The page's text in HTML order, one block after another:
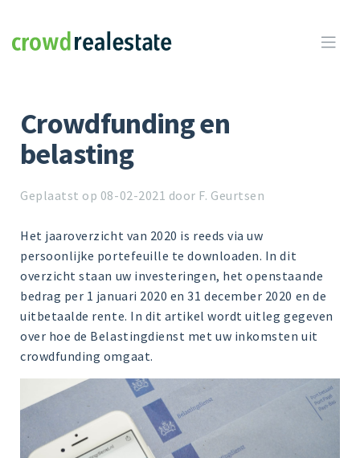
Crowdrealestate 
Crowdfunding en
belasting
Geplaatst op 08-02-2021 door F. Geurtsen
Het jaaroverzicht van 2020 is reeds via uw
persoonlijke portefeuille te downloaden. In dit
overzicht staan uw investeringen, het openstaande
bedrag per 1 januari 2020 en 31 december 2020 en de
uitbetaalde rente. In dit artikel wordt uitleg gegeven
over hoe de Belastingdienst met uw inkomsten uit
crowdfunding omgaat.